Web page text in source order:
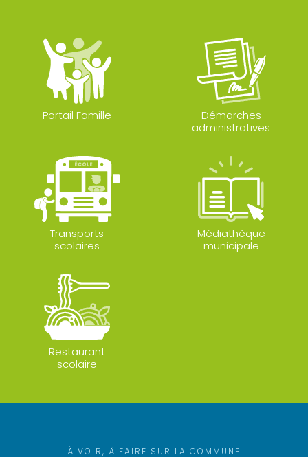
Portail Famille
Démarches
administratives
Transports
scolaires
Médiathèque
municipale
Restaurant
scolaire
À VOIR, À FAIRE SUR LA COMMUNE